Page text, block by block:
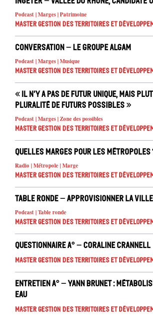
Podcast | Marges | Patrimoine
Master Gestion des territoires et
Conversation – Le groupe ALGAM
Podcast | Marges | Musique
Master Gestion des territoires et
« Il n’y a pas de futur unique, mais
pluralité de futurs possibles »
Podcast | Marges | Zone des possibles
Master Gestion des territoires et
Quelles marges pour les métropoles
Radio | Métropole | Marge
Master Gestion des territoires et
Table Ronde – Approvisionner la ville
Podcast | Table ronde
Master Gestion des territoires et
Questionnaire A° – Coraline Crannell
Master Gestion des territoires et
Entretien A° – Yann Brunet :
eau
Master Gestion des territoires et